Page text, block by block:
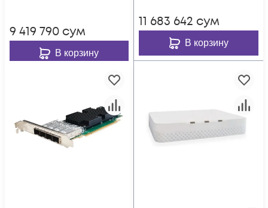
9 419 790 сум
В корзину
11 683 642 сум
В корзину